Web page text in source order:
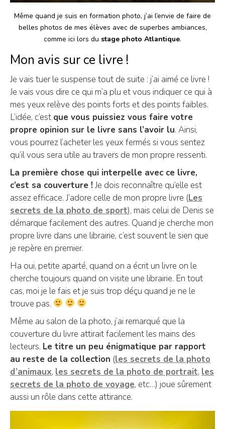
Même quand je suis en formation photo, j’ai l’envie de faire de
belles photos de mes élèves avec de superbes ambiances,
comme ici lors du stage photo Atlantique.
Mon avis sur ce livre !
Je vais tuer le suspense tout de suite : j’ai aimé ce livre !
Je vais vous dire ce qui m’a plu et vous indiquer ce qui à
mes yeux relève des points forts et des points faibles.
L’idée, c’est que vous puissiez vous faire votre
propre opinion sur le livre sans l’avoir lu. Ainsi,
vous pourrez l’acheter les yeux fermés si vous sentez
qu’il vous sera utile au travers de mon propre ressenti.
La première chose qui interpelle avec ce livre,
c’est sa couverture ! Je dois reconnaître qu’elle est
assez efficace. J’adore celle de mon propre livre (Les
secrets de la photo de sport), mais celui de Denis se
démarque facilement des autres. Quand je cherche mon
propre livre dans une librairie, c’est souvent le sien que
je repère en premier.
Ha oui, petite aparté, quand on a écrit un livre on le
cherche toujours quand on visite une librairie. En tout
cas, moi je le fais et je suis trop déçu quand je ne le
trouve pas.
Même au salon de la photo, j’ai remarqué que la
couverture du livre attirait facilement les mains des
lecteurs. Le titre un peu énigmatique par rapport
au reste de la collection (les secrets de la photo
d’animaux, les secrets de la photo de portrait, les
secrets de la photo de voyage, etc…) joue sûrement
aussi un rôle dans cette attirance.